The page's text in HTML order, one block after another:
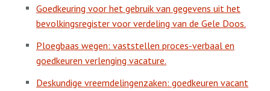
Goedkeuring voor het gebruik van gegevens uit het
bevolkingsregister voor verdeling van de Gele Doos.
Ploegbaas wegen: vaststellen proces-verbaal en
goedkeuren verlenging vacature.
Deskundige vreemdelingenzaken: goedkeuren vacant